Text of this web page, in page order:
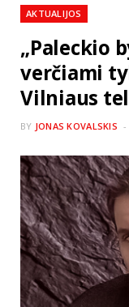
AKTUALIJOS
„Paleckio
verčiami
Vilniaus
BY JONAS KOVALSKIS